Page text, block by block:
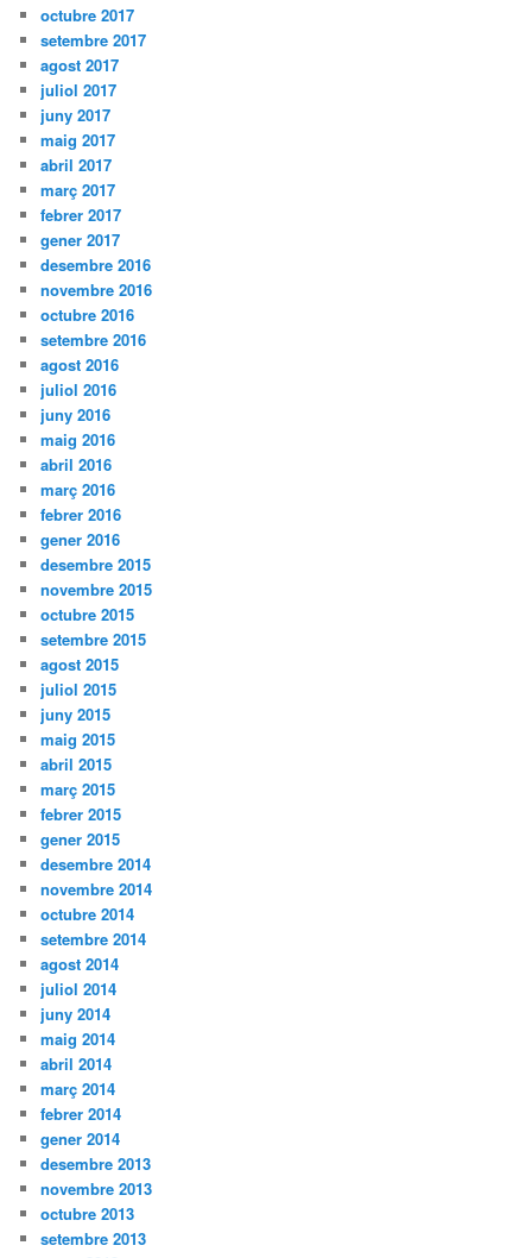
octubre 2017
setembre 2017
agost 2017
juliol 2017
juny 2017
maig 2017
abril 2017
març 2017
febrer 2017
gener 2017
desembre 2016
novembre 2016
octubre 2016
setembre 2016
agost 2016
juliol 2016
juny 2016
maig 2016
abril 2016
març 2016
febrer 2016
gener 2016
desembre 2015
novembre 2015
octubre 2015
setembre 2015
agost 2015
juliol 2015
juny 2015
maig 2015
abril 2015
març 2015
febrer 2015
gener 2015
desembre 2014
novembre 2014
octubre 2014
setembre 2014
agost 2014
juliol 2014
juny 2014
maig 2014
abril 2014
març 2014
febrer 2014
gener 2014
desembre 2013
novembre 2013
octubre 2013
setembre 2013